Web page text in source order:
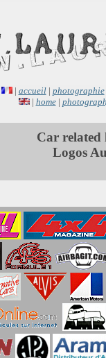
| accueil| photographie
| home|
Car related
Logos